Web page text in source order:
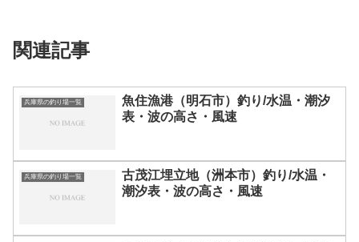
関連記事
兵庫県の釣り場一覧
魚住漁港（明石市）釣り/水温・潮汐
表・波の高さ・風速
兵庫県の釣り場一覧
古茂江埋立地（洲本市）釣り/水温・
潮汐表・波の高さ・風速